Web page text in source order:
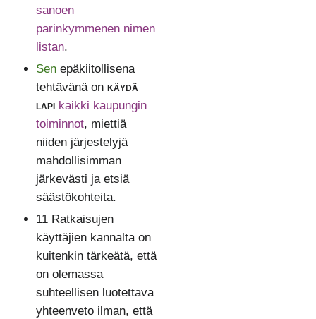
sanoen
parinkymmenen nimen
listan.
Senepäkiitollisena
tehtävänä on käydä
läpi kaikki kaupungin
toiminnot, miettiä
niiden järjestelyjä
mahdollisimman
järkevästi ja etsiä
säästökohteita.
11 Ratkaisujen
käyttäjien kannalta on
kuitenkin tärkeätä, että
on olemassa
suhteellisen luotettava
yhteenveto ilman, että